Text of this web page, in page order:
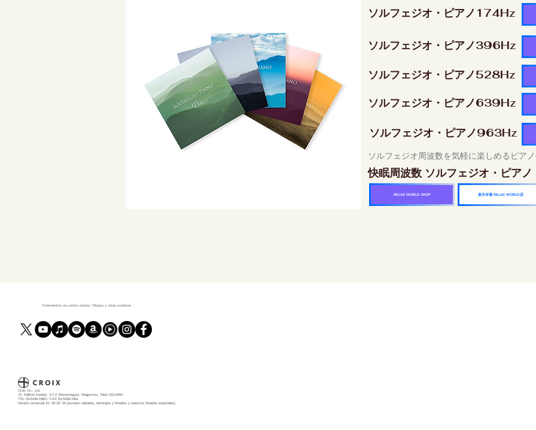
ソルフェジオ・ピアノ174Hz
ソルフェジオ・ピアノ396Hz
ソルフェジオ・ピアノ528Hz
ソルフェジオ・ピアノ639Hz
ソルフェジオ・ピアノ963Hz
ソルフェジオ周波数を気軽に楽しめるピア
快眠周波数 ソルフェジオ・ピア
RELAX WORLD SHOP 楽天市場 RELAX WORLD店
Tratamientos de sonido diarios | Música y video curativos
Croix Co., Ltd.
7F, Edificio Konishi, 3-7-2 Shimomeguro, Meguro-ku, Tokio 153-0064
TEL 03-5436-1960 / FAX 03-5436-1961
Horario comercial 10: 00-19: 00 (excepto sábados, domingos y feriados y nuestros feriados especiales)